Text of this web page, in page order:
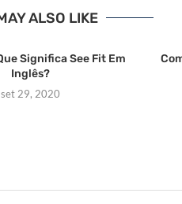
ALSO LIKE
Significa See Fit Em
Inglês?
set 29, 2020